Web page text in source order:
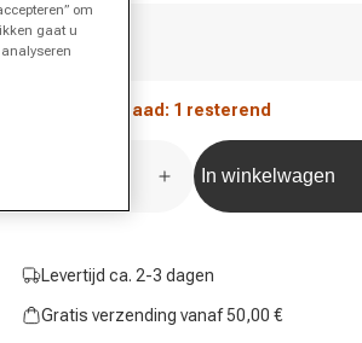
Maat
Maat kiezen
Lage voorraad: 1 resterend
Hoeveelheid voor Hera Rok
Hoeveelheid voor
In winkelwagen
Levertijd ca. 2-3 dagen
Gratis verzending vanaf 50,00 €
om
gaat u